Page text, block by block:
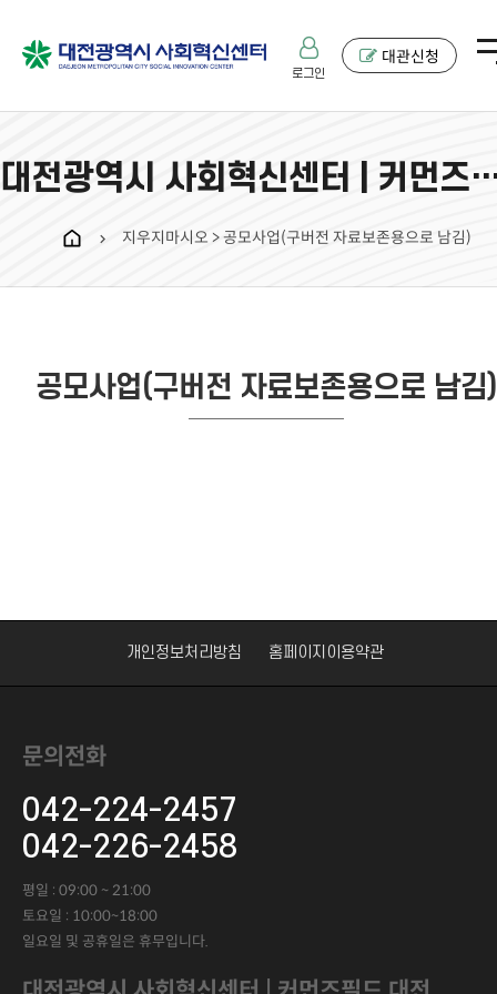
로그인
대관신청
대전광역시 사회혁신센
chevron_right 지우지마시오 > 공모사업(구버전 자료보존용으로 남김)
공모사업(구버전 자료보존용으로 남김)
개인정보처리방침 홈페이지이용약관
문의전화
042-224-2457
042-226-2458
평일 : 09:00 ~ 21:00
토요일 : 10:00~18:00
일요일 및 공휴일은 휴무입니다.